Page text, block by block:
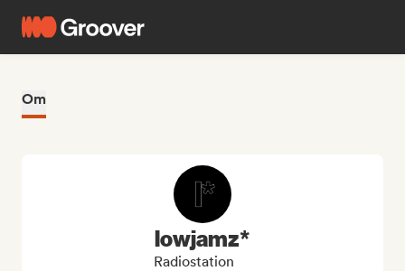
Om
lowjamz*
Radiostation